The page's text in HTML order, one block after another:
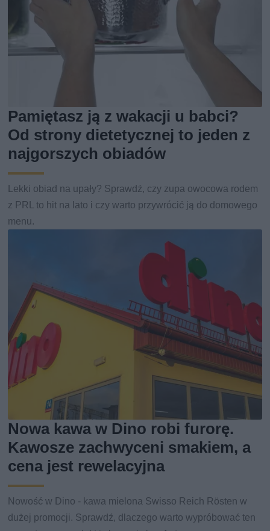
Pamiętasz ją z wakacji u babci?
Od strony dietetycznej to jeden z
najgorszych obiadów
Lekki obiad na upały? Sprawdź, czy zupa owocowa rodem
z PRL to hit na lato i czy warto przywrócić ją do domowego
menu.
Nowa kawa w Dino robi furorę.
Kawosze zachwyceni smakiem, a
cena jest rewelacyjna
Nowość w Dino - kawa mielona Swisso Reich Rösten w
dużej promocji. Sprawdź, dlaczego warto wypróbować ten